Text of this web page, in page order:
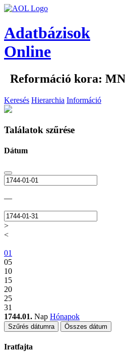
Adatbázisok
Online
Reformáció kora:
Keresés Hierarchia Információ
Találatok szűrése
Dátum
—
>
<
01
05
10
15
20
25
31
1744.01. Nap Hónapok
Szűrés dátumra Összes dátum
Iratfajta